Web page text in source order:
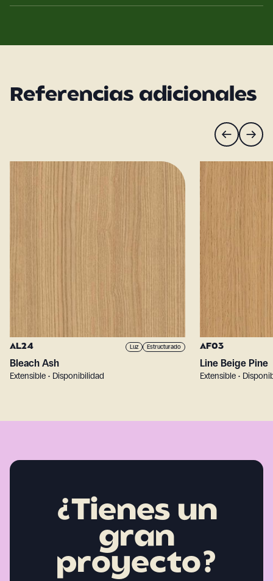
Referencias adicionales
AL24 Luz Estructurado
Bleach Ash
Extensible • Disponibilidad
AF03
Line Beige Pine
Extensible •
¿Tienes un
gran
proyecto?